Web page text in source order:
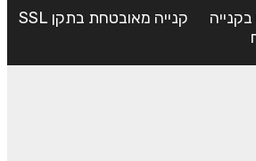
קנייה מאובטחת בתקן SSL